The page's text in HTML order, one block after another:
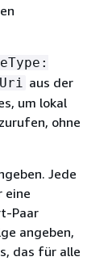
aus der
um lokal
ohne
Jede
eine
Paar
angeben,
das für alle